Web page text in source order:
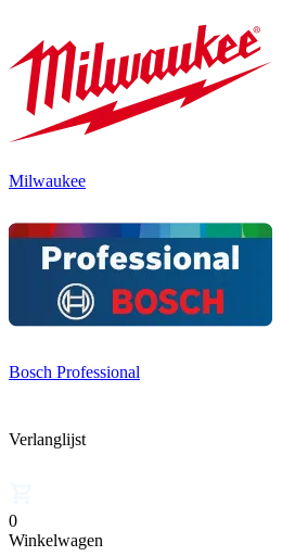
Milwaukee
Bosch Professional
Verlanglijst
0
Winkelwagen